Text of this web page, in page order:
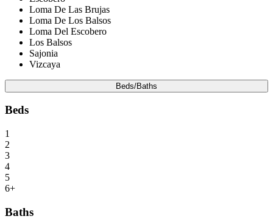
Loma De Las Brujas
Loma De Los Balsos
Loma Del Escobero
Los Balsos
Sajonia
Vizcaya
Beds/Baths
Beds
1
2
3
4
5
6+
Baths